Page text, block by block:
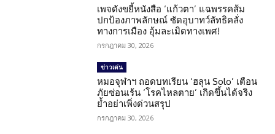
เพจดังขยี้หนังสือ ‘แก้วตา’ แฉพรรคส้ม
ปกป้องภาพลักษณ์ ซัดอุบาทว์ลัทธิคลั่ง
ทางการเมือง อุ้มละเมิดทางเพศ!
กรกฎาคม 30, 2026
ข่าวเด่น
หมอจุฬาฯ ถอดบทเรียน ‘ฮลุน Solo’ เตือน
ภัยซ่อนเร้น ‘โรคไหลตาย’ เกิดขึ้นได้จริง
ย้ำอย่าเพิ่งด่วนสรุป
กรกฎาคม 30, 2026